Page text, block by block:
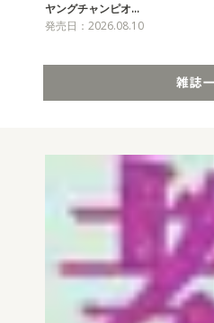
ヤングチャンピオ…
発売日：2026.08.10